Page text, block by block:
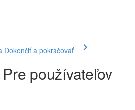
Dokončiť a pokračovať
používateľov